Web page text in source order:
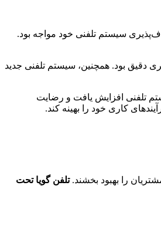
سیستم تلفنی خود مواجه بود.
دقیق بود. همچنین، سیستم تلفنی جدید
به دلیل امکانات پیشرفته سیستم تلفنی افزایش یافت و رضایت
کاری خود را بهینه کند.
را بهبود بخشند.تلفن گویا تحت